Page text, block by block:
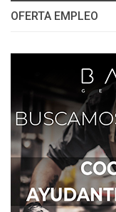
OFERTA EMPLEO